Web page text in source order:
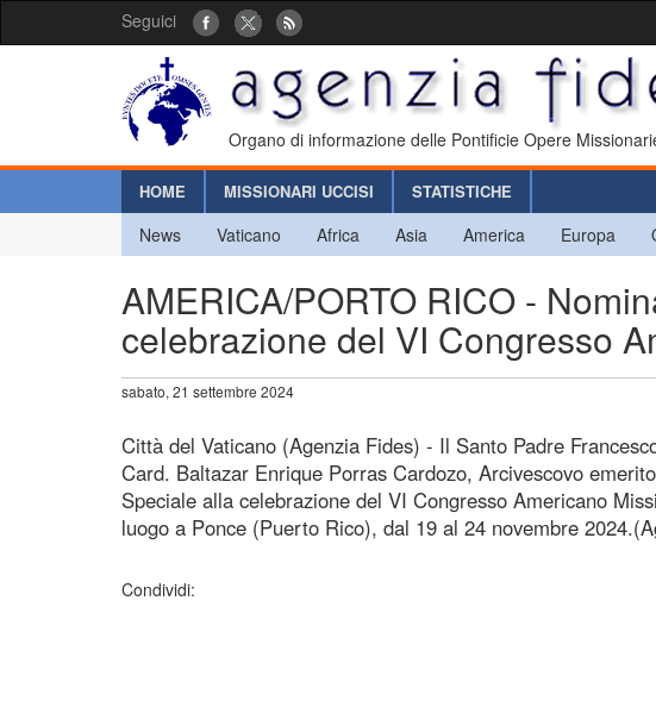
Seguici
Organo di informazione delle Pontificie Opere
HOME MISSIONARI UCCISI STATISTICHE
News Vaticano Africa Asia America Europa
AMERICA/PORTO RICO -
celebrazione del VI Congresso
sabato, 21 settembre 2024
Città del Vaticano (Agenzia Fides) - Il Santo Padre
Card. Baltazar Enrique Porras Cardozo, Arcivescovo
Speciale alla celebrazione del VI Congresso Americano
luogo a Ponce (Puerto Rico), dal 19 al 24 novembre
Condividi: